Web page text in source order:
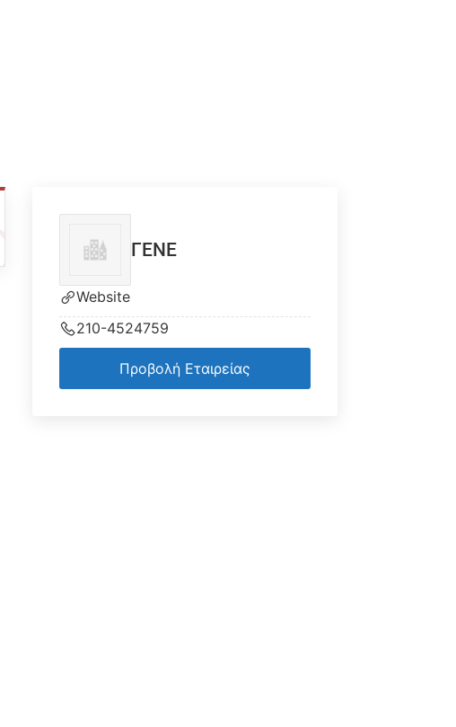
ΓΕΝΕ
Website
210-4524759
Προβολή Εταιρείας